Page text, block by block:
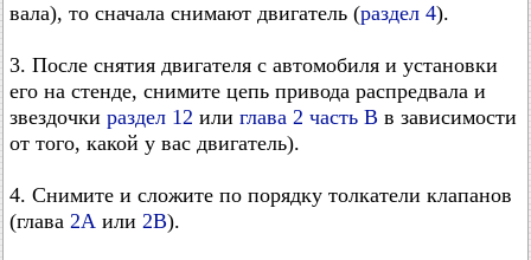
вала), то сначала снимают двигатель (раздел 4).
3. После снятия двигателя с автомобиля и установки
его на стенде, снимите цепь привода распредвала и
звездочки раздел 12 или глава 2 часть В в зависимости
от того, какой у вас двигатель).
4. Снимите и сложите по порядку толкатели клапанов
(глава 2А или 2В).